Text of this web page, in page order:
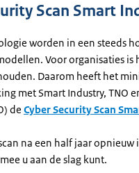
Scan Smart
worden in een steeds
Voor organisaties
Daarom heeft het
met Smart Industry, TNO
de Cyber Security Scan
na een half jaar
u aan de slag kunt.